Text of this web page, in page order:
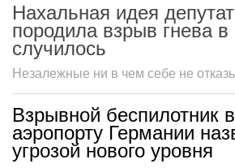
Нахальная идея
породила взрыв гнева
случилось
Незалежные ни в чем себе не
Взрывной беспилотник в
аэропорту Германии
угрозой нового уровня